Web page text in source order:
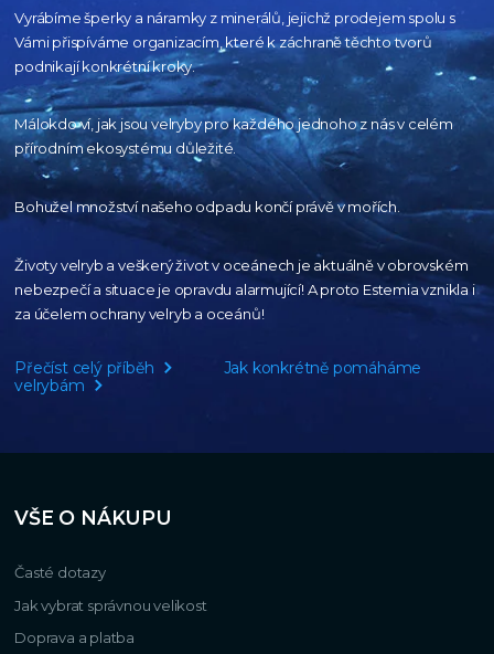
Vyrábíme šperky a náramky z minerálů, jejichž prodejem spolu s
Vámi přispíváme organizacím, které k záchraně těchto tvorů
podnikají konkrétní kroky.
Málokdo ví, jak jsou velryby pro každéhojednoho z nás v celém
přírodnímekosystému důležité.
Bohužel množství našeho odpadu končí právě v mořích.
Životy velryb a veškerý život v oceánech je aktuálněv obrovském
nebezpečí a situace je opravdu alarmující! A proto Estemia vznikla i
za účelem ochrany velryb a oceánů!
Přečíst celý příběh
Jak konkrétně pomáháme
velrybám
VŠE O NÁKUPU
Časté dotazy
Jak vybrat správnou velikost
Doprava a platba